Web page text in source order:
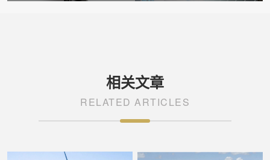
相关文章
RELATED ARTICLES